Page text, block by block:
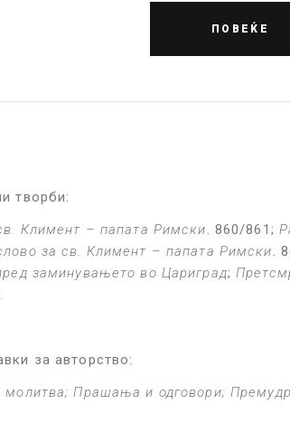
ПОВЕЌЕ
творби:
Климент – папата Римски . 860/861;
за св. Климент – папата Римски .
заминувањето во Цариград;
за авторство:
молитва; Прашања и одговори;